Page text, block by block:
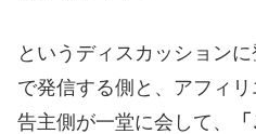
というディスカッション
で発信する側と、アフィ
告主側が一堂に会して、